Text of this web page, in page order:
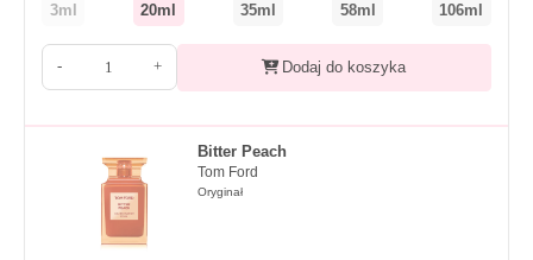
3ml 20ml 35ml 58ml 106ml
- + Dodaj do koszyka
Bitter Peach
Tom Ford
Oryginał